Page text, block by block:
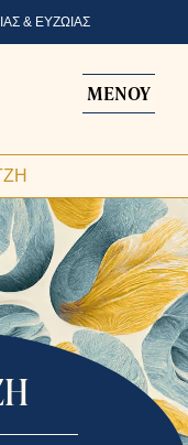
& ΕΥΖΩΙΑΣ
ΜΕΝΟΥ